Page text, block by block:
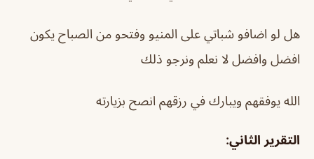
هل لو اضافو شباتي على المنيو وفتحو من الصباح يكون
افضل وافضل لا نعلم ونرجو ذلك
الله يوفقهم ويبارك في رزقهم انصح بزيارته
التقرير الثاني: